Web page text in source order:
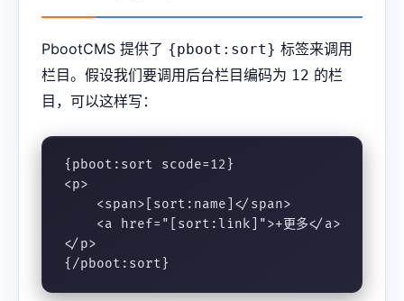
PbootCMS 提供了 {pboot:sort} 标签来调用
栏目。假设我们要调用后台栏目编码为 12 的栏
目，可以这样写：
{pboot:sort scode=12}
<p>
<span>[sort:name]</span>
<a href="[sort:link]">+更多</a>
</p>
{/pboot:sort}